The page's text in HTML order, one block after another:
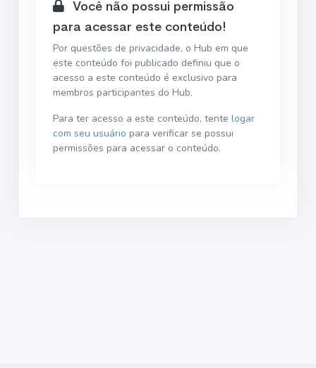
Você não possui permissão
para acessar este conteúdo!
Por questões de privacidade, o Hub em que
este conteúdo foi publicado definiu que o
acesso a este conteúdo é exclusivo para
membros participantes do Hub.
Para ter acesso a este conteúdo, tente logar
com seu usuário para verificar se possui
permissões para acessar o conteúdo.